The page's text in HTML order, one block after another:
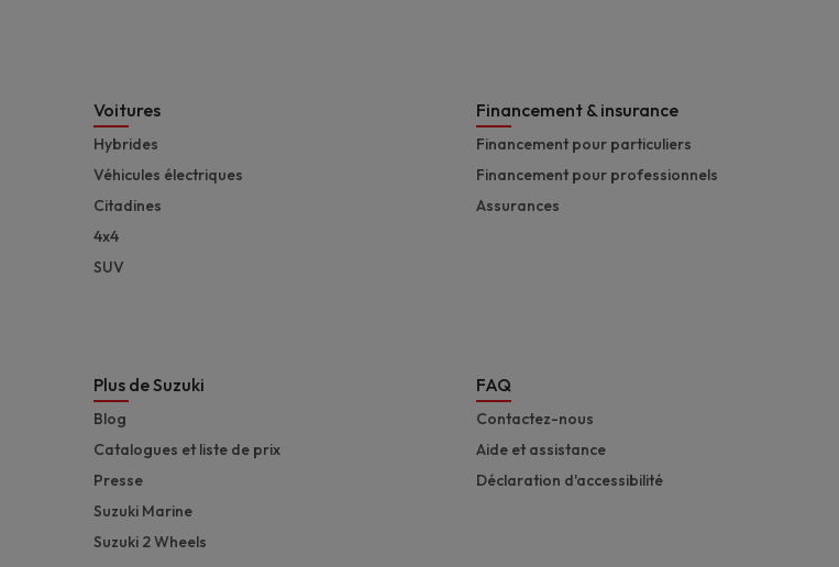
Voitures
Hybrides
Véhicules électriques
Citadines
4x4
SUV
Financement & insurance
Financement pour particuliers
Financement pour professionnels
Assurances
Plus de Suzuki
Blog
Catalogues et liste de prix
Presse
Suzuki Marine
Suzuki 2 Wheels
FAQ
Contactez-nous
Aide et assistance
Déclaration d'accessibilité